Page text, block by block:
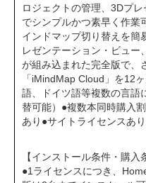
ロジェクトの管理、3Dプ
でシンプルかつ素早く作業
インドマップ切り替えを簡
レゼンテーション・ビュー
が組み込まれた完全版で、
「iMindMap Cloud」を12
語、ドイツ語等複数の言語
替可能）●複数本同時購入
あり●サイトライセンスあ
【インストール条件・購入
●1ライセンスにつき、